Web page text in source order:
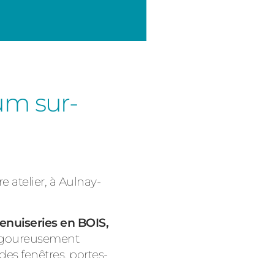
sur-
atelier, à Aulnay-
en BOIS,
fenêtres, portes-